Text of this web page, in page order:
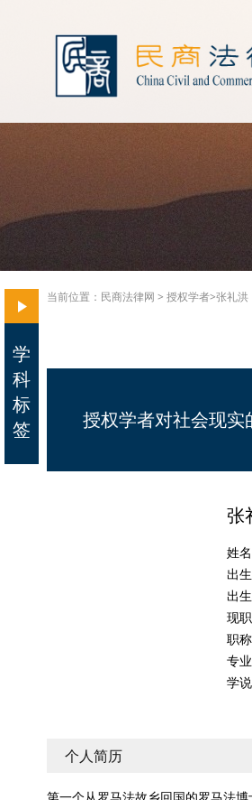
当前位置： 民商法律网 > 授权学者>张礼洪
授权学者对社会现实
张
姓
出
出
现
职
专
学
个人简历
学
科
标
签